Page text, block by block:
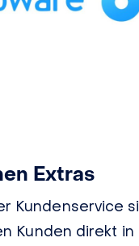
Extras
Kundenservice
Kunden direkt